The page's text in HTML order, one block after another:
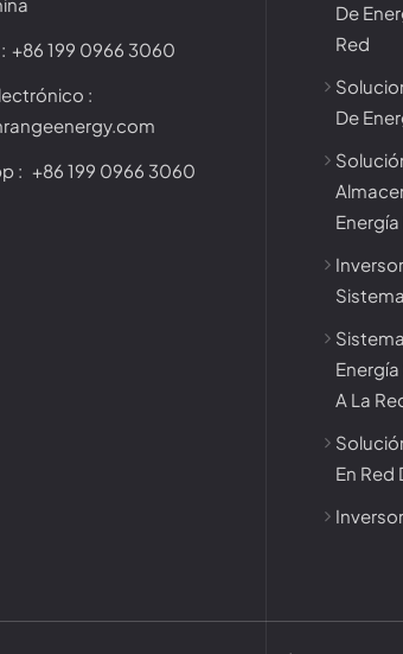
+86 199 0966 3060
:
: +86 199 0966 3060
De
Red
De
A La
En Red